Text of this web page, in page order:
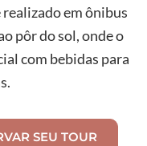
em ônibus
pôr do sol, onde o
com bebidas para
SEU TOUR